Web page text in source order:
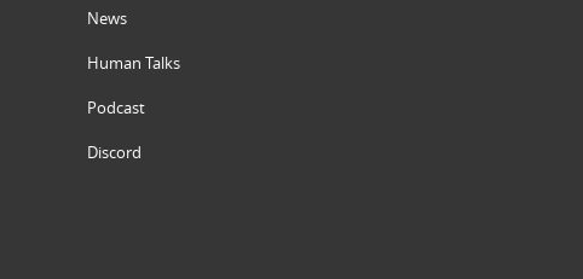
News
Human Talks
Podcast
Discord